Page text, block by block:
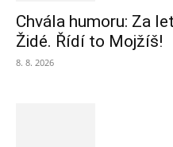
Chvála humoru: Za
Židé. Řídí to Mojžíš!
8. 8. 2026